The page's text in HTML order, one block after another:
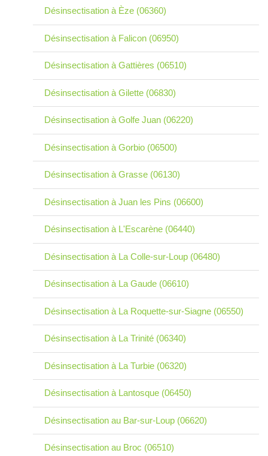
Désinsectisation à Èze (06360)
Désinsectisation à Falicon (06950)
Désinsectisation à Gattières (06510)
Désinsectisation à Gilette (06830)
Désinsectisation à Golfe Juan (06220)
Désinsectisation à Gorbio (06500)
Désinsectisation à Grasse (06130)
Désinsectisation à Juan les Pins (06600)
Désinsectisation à L'Escarène (06440)
Désinsectisation à La Colle-sur-Loup (06480)
Désinsectisation à La Gaude (06610)
Désinsectisation à La Roquette-sur-Siagne (06550)
Désinsectisation à La Trinité (06340)
Désinsectisation à La Turbie (06320)
Désinsectisation à Lantosque (06450)
Désinsectisation au Bar-sur-Loup (06620)
Désinsectisation au Broc (06510)